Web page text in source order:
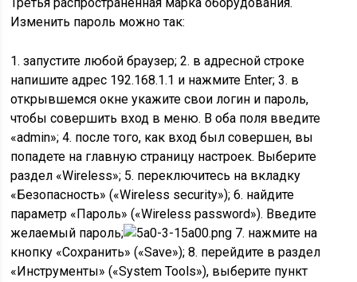
Изменить пароль можно так:
1. запустите любой браузер; 2. в адресной строке
напишите адрес 192.168.1.1 и нажмите Enter; 3. в
открывшемся окне укажите свои логин и пароль,
чтобы совершить вход в меню. В оба поля введите
«admin»; 4. после того, как вход был совершен, вы
попадете на главную страницу настроек. Выберите
раздел «Wireless»; 5. переключитесь на вкладку
«Безопасность» («Wireless security»); 6. найдите
параметр «Пароль» («Wireless password»). Введите
желаемый пароль;
7. нажмите на
кнопку «Сохранить» («Save»); 8. перейдите в раздел
«Инструменты» («System Tools»), выберите пункт